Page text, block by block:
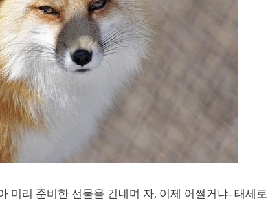
미리 준비한 선물을 건네며 자, 이제 어쩔거냐- 태세로